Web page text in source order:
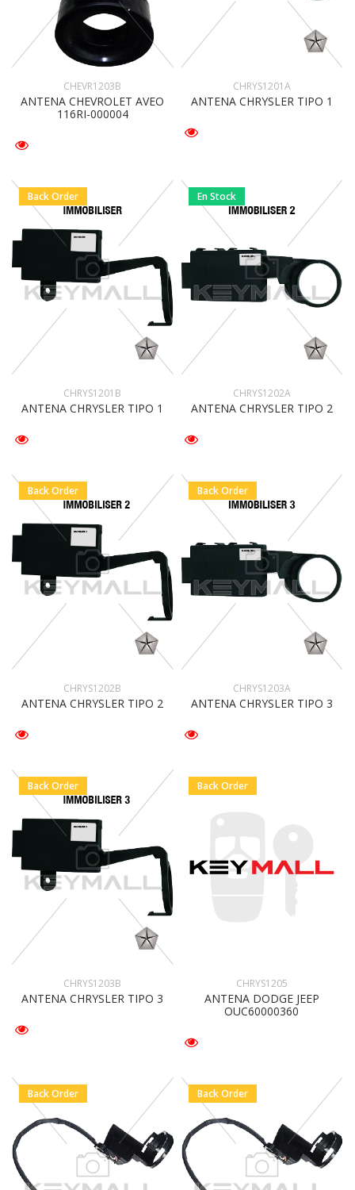
CHEVR1203B
ANTENA CHEVROLET AVEO
116RI-000004
CHRYS1201A
ANTENA CHRYSLER TIPO 1
Back Order
CHRYS1201B
ANTENA CHRYSLER TIPO 1
En Stock
CHRYS1202A
ANTENA CHRYSLER TIPO 2
Back Order
CHRYS1202B
ANTENA CHRYSLER TIPO 2
Back Order
CHRYS1203A
ANTENA CHRYSLER TIPO 3
Back Order
CHRYS1203B
ANTENA CHRYSLER TIPO 3
Back Order
CHRYS1205
ANTENA DODGE JEEP
OUC60000360
Back Order Back Order